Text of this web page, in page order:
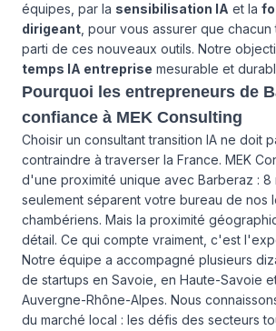
équipes, par la sensibilisation IA et la
dirigeant , pour vous assurer que
parti de ces nouveaux outils. Notre
temps IA entreprise mesurable et
Pourquoi les entrepreneurs de
confiance à MEK Consulting
Choisir un consultant transition IA ne doit
contraindre à traverser la France. MEK
d'une proximité unique avec Barberaz : 8
seulement séparent votre bureau de nos
chambériens. Mais la proximité
détail. Ce qui compte vraiment, c'est
Notre équipe a accompagné plusieurs
de startups en Savoie, en Haute-Savoie
Auvergne-Rhône-Alpes. Nous
du marché local : les défis des secteurs